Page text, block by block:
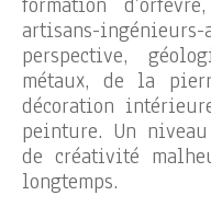
artisans-
perspective,
métaux, de la
décoration
peinture. Un
de créativité
longtemps.